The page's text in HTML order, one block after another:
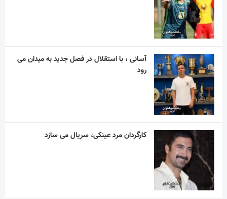
آسانی ، با استقلال در فصل جدید به میدان می
رود
کارگردان مرد عینکی، سریال می سازد